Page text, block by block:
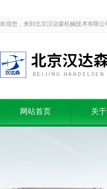
欢迎您，来到北京汉达森机械技术有限公
网站首页 关